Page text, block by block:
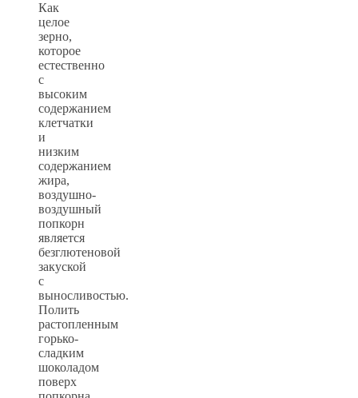
Как
целое
зерно,
которое
естественно
с
высоким
содержанием
клетчатки
и
низким
содержанием
жира,
воздушно-
воздушный
попкорн
является
безглютеновой
закуской
с
выносливостью.
Полить
растопленным
горько-
сладким
шоколадом
поверх